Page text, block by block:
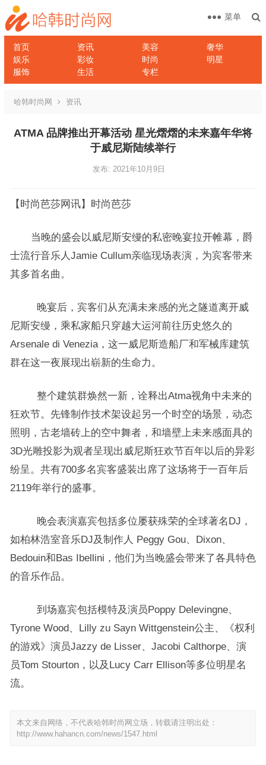
首页 资讯 美容
奢华
娱乐
彩妆 时尚
明星
服饰
生活 专栏
菜单
哈韩时尚网 资讯
ATMA 品牌推出开幕活动 星光熠熠的未来嘉年华将
于威尼斯陆续举行
发布: 2021年10月9日
【时尚芭莎网讯】时尚芭莎
当晚的盛会以威尼斯安缦的私密晚宴拉开帷幕，爵
士流行音乐人Jamie Cullum亲临现场表演，为宾客带来
其多首名曲。
晚宴后，宾客们从充满未来感的光之隧道离开威
尼斯安缦，乘私家船只穿越大运河前往历史悠久的
Arsenale di Venezia，这一威尼斯造船厂和军械库建筑
群在这一夜展现出崭新的生命力。
整个建筑群焕然一新，诠释出Atma视角中未来的
狂欢节。先锋制作技术架设起另一个时空的场景，动态
照明，古老墙砖上的空中舞者，和墙壁上未来感面具的
3D光雕投影为观者呈现出威尼斯狂欢节百年以后的异彩
纷呈。共有700多名宾客盛装出席了这场将于一百年后
2119年举行的盛事。
晚会表演嘉宾包括多位屡获殊荣的全球著名DJ，
如柏林浩室音乐DJ及制作人 Peggy Gou、Dixon、
Bedouin和Bas Ibellini，他们为当晚盛会带来了各具特色
的音乐作品。
到场嘉宾包括模特及演员Poppy Delevingne、
Tyrone Wood、Lilly zu Sayn Wittgenstein公主、《权利
的游戏》演员Jazzy de Lisser、Jacobi Calthorpe、演
员Tom Stourton，以及Lucy Carr Ellison等多位明星名
流。
本文来自网络，不代表哈韩时尚网立场，转载请注明出处：
http://www.hahancn.com/news/1547.html